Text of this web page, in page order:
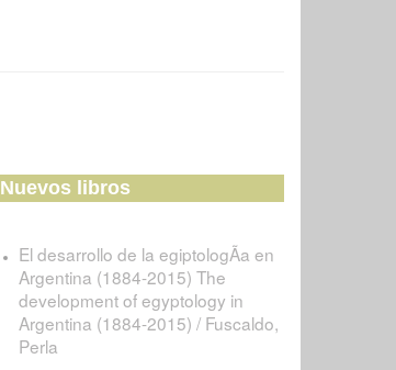
Nuevos libros
El desarrollo de la egiptologÃ­a en
Argentina (1884-2015) The
development of egyptology in
Argentina (1884-2015) / Fuscaldo,
Perla